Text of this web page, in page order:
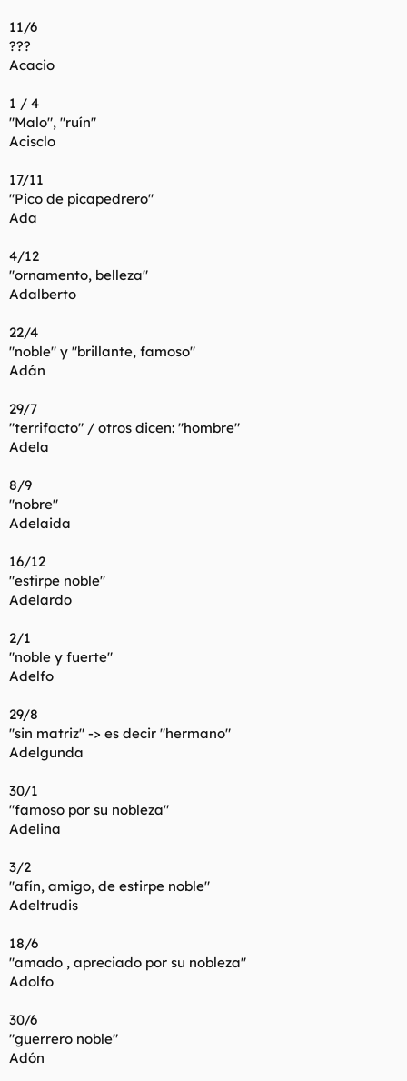
11/6
???
Acacio
1 / 4
"Malo", "ruín"
Acisclo
17/11
"Pico de picapedrero"
Ada
4/12
"ornamento, belleza"
Adalberto
22/4
"noble" y "brillante, famoso"
Adán
29/7
"terrifacto" / otros dicen: "hombre"
Adela
8/9
"nobre"
Adelaida
16/12
"estirpe noble"
Adelardo
2/1
"noble y fuerte"
Adelfo
29/8
"sin matriz" -> es decir "hermano"
Adelgunda
30/1
"famoso por su nobleza"
Adelina
3/2
"afín, amigo, de estirpe noble"
Adeltrudis
18/6
"amado , apreciado por su nobleza"
Adolfo
30/6
"guerrero noble"
Adón